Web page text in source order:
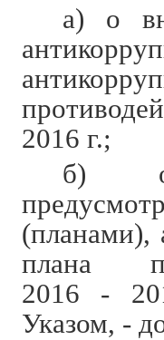
а) о
2016 г.;
б) о
(планами),
плана
2016 -
Указом, -